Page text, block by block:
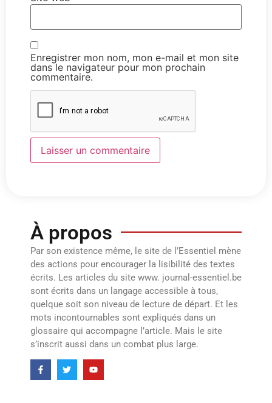
Enregistrer mon nom, mon e-mail et mon site
dans le navigateur pour mon prochain
commentaire.
À propos
Par son existence même, le site de l’Essentiel mène
des actions pour encourager la lisibilité des textes
écrits. Les articles du site www. journal-essentiel.be
sont écrits dans un langage accessible à tous,
quelque soit son niveau de lecture de départ. Et les
mots incontournables sont expliqués dans un
glossaire qui accompagne l’article. Mais le site
s’inscrit aussi dans un combat plus large.